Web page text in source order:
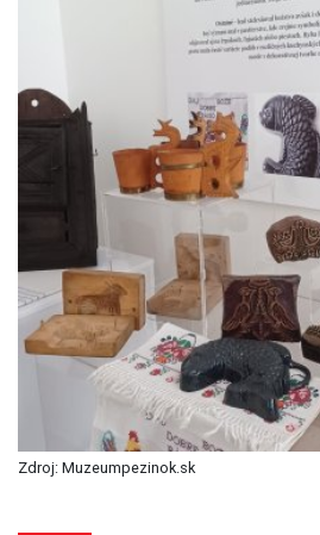
Zdroj: Muzeumpezinok.sk